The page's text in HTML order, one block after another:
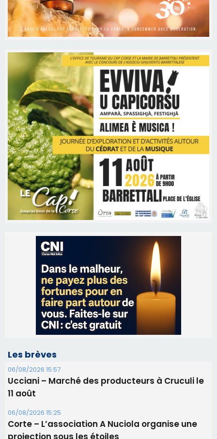
Les brèves
06/08/2026 15:57
Ucciani – Marché des producteurs à Cruculi le
06/08/2026 15:25
Corte – L’association A Nuciola organise une
06/08/2026 15:04
Alata - Soirée Tango Argentin au stade de San
Benedetto
05/08/2026 09:53
Biguglia : messe de la Sainte-Marie et
procession le 14 août